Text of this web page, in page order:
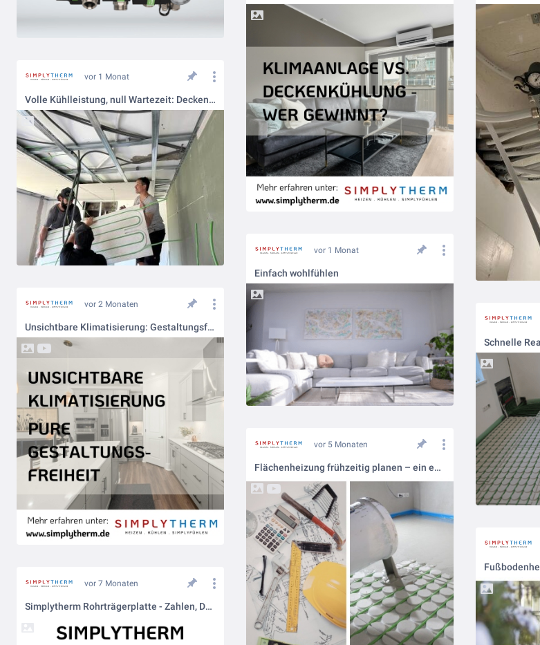
vor 1 Monat
Volle Kühlleistung, null Wartezeit: Deckenmontage im Express-Tempo
vor 1 Monat
Einfach wohlfühlen
vor 2 Monaten
Unsichtbare Klimatisierung: Gestaltungsfreiheit statt klobiger Technik
vor 5 Monaten
Flächenheizung frühzeitig planen – ein entscheidender Erfolgsfaktor
vor 7 Monaten
Simplytherm Rohrträgerplatte - Zahlen, Daten & Fakten